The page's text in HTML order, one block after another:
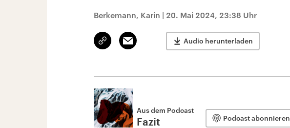
Berkemann, Karin | 20. Mai 2024, 23:38 Uhr
Link
kopieren/teilen
Email Audio herunterladen
Aus dem Podcast
Fazit Podcast abonnieren